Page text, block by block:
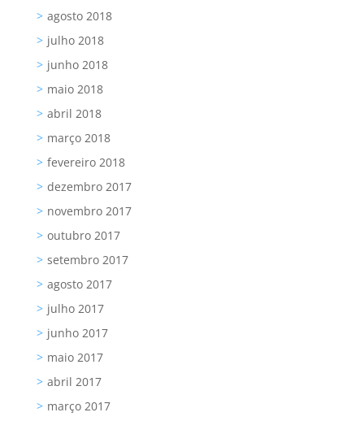
agosto 2018
julho 2018
junho 2018
maio 2018
abril 2018
março 2018
fevereiro 2018
dezembro 2017
novembro 2017
outubro 2017
setembro 2017
agosto 2017
julho 2017
junho 2017
maio 2017
abril 2017
março 2017